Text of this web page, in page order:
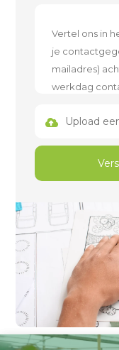
Upload